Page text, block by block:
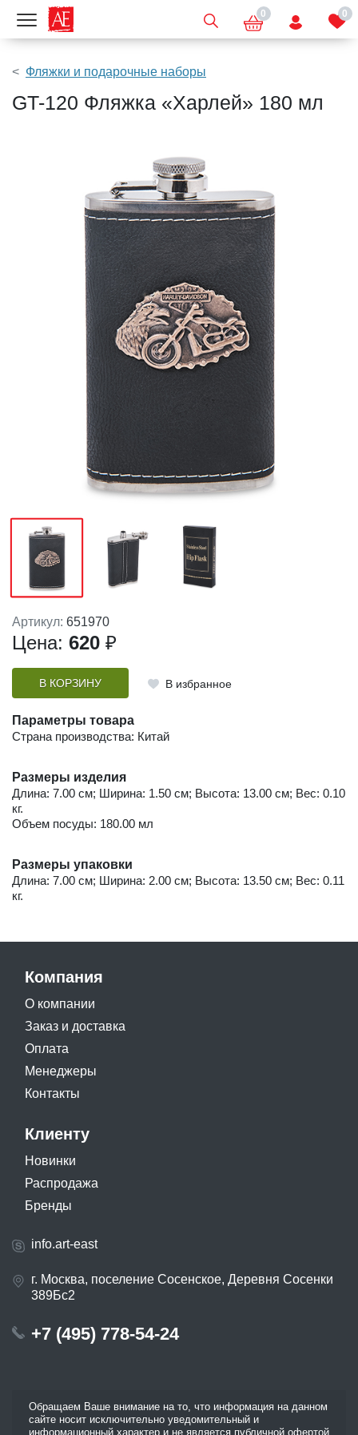
Показать меню 0 0
Фляжки и подарочные наборы
GT-120 Фляжка «Харлей» 180 мл
Артикул: 651970
Цена: 620 ₽
В КОРЗИНУ В избранное
Параметры товара
Страна производства: Китай
Размеры изделия
Длина: 7.00 см; Ширина: 1.50 см; Высота: 13.00 см; Вес: 0.10
кг.
Объем посуды: 180.00 мл
Размеры упаковки
Длина: 7.00 см; Ширина: 2.00 см; Высота: 13.50 см; Вес: 0.11
кг.
Компания
О компании
Заказ и доставка
Оплата
Менеджеры
Контакты
Клиенту
Новинки
Распродажа
Бренды
info.art-east
г. Москва, поселение Сосенское, Деревня Сосенки
389Бс2
+7 (495) 778-54-24
Обращаем Ваше внимание на то, что информация на данном
сайте носит исключительно уведомительный и
информационный характер и не является публичной офертой